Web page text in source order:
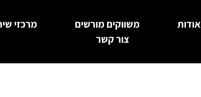
אודות משווקים מורשים
מרכזי
צור קשר